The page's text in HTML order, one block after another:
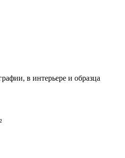
в интерьере и образца